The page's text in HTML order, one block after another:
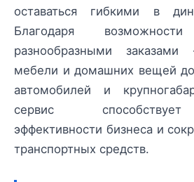
оставаться гибкими в
Благодаря
разнообразными
мебели и домашних вещей до
автомобилей и
сервис
эффективности бизнеса и
транспортных средств.